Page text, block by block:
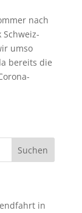
nach
umso
bereits die
in